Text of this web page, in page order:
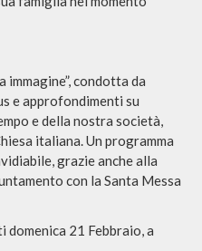
immagine”, condotta da
e approfondimenti su
e della nostra società,
italiana. Un programma
grazie anche alla
con la Santa Messa
domenica 21 Febbraio, a